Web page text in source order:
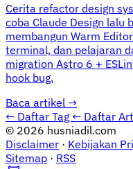
Cerita refactor design
coba Claude Design lalu
membangun Warm
terminal, dan pelajaran
migration Astro 6 +
hook bug.
Baca artikel →
← Daftar Tag ← Daftar
© 2026 husniadil.com
Disclaimer · Kebijakan
Sitemap · RSS